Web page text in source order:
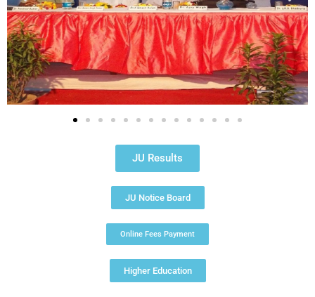
JU Results
JU Notice Board
Online Fees Payment
Higher Education